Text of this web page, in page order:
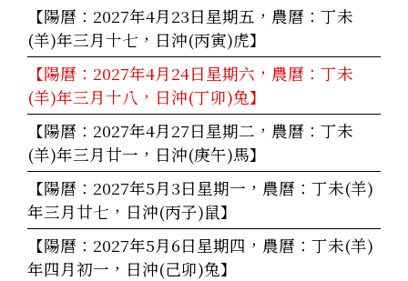
【陽曆：2027年4月23日星期五，農曆：丁未
(羊)年三月十七，日沖(丙寅)虎】
【陽曆：2027年4月24日星期六，農曆：丁未
(羊)年三月十八，日沖(丁卯)兔】
【陽曆：2027年4月27日星期二，農曆：丁未
(羊)年三月廿一，日沖(庚午)馬】
【陽曆：2027年5月3日星期一，農曆：丁未(羊)
年三月廿七，日沖(丙子)鼠】
【陽曆：2027年5月6日星期四，農曆：丁未(羊)
年四月初一，日沖(己卯)兔】